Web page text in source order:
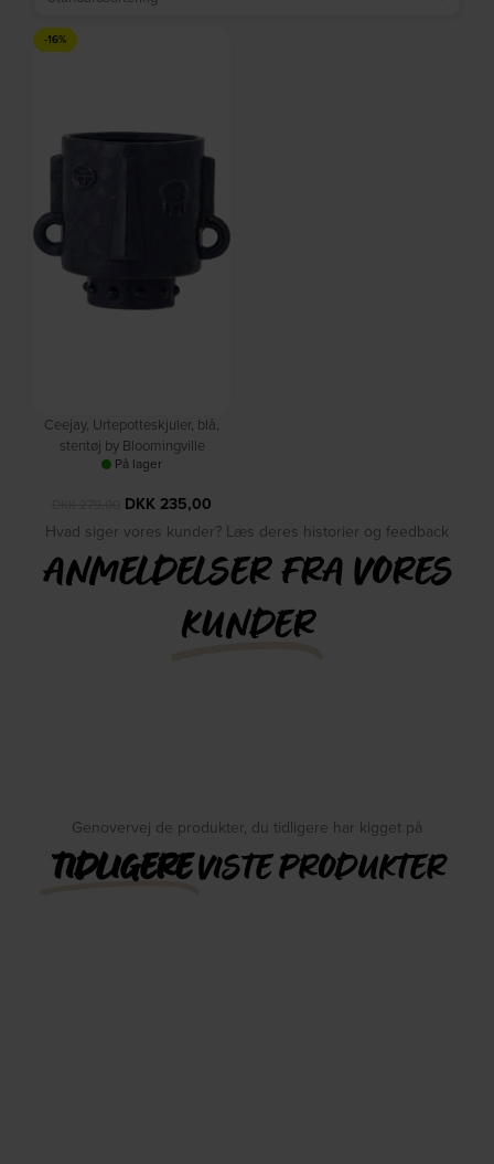
-16%
Ceejay, Urtepotteskjuler, blå,
stentøj by Bloomingville
På lager
DKK 235,00
Hvad siger vores kunder? Læs deres historier og feedback
ANMELDELSER FRA VORES
KUNDER
Genovervej de produkter, du tidligere har kigget på
TIDLIGEREVISTE PRODUKTER